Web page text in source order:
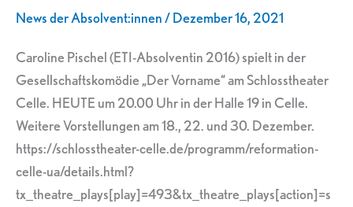
News der Absolvent:innen/Dezember 16, 2021
Caroline Pischel (ETI-Absolventin 2016) spielt in der
Gesellschaftskomödie „Der Vorname“ am Schlosstheater
Celle. HEUTE um 20.00 Uhr in der Halle 19 in Celle.
Weitere Vorstellungen am 18., 22. und 30. Dezember.
https://schlosstheater-celle.de/programm/reformation-
celle-ua/details.html?
tx_theatre_plays[play]=493&tx_theatre_plays[action]=s
am
Celle